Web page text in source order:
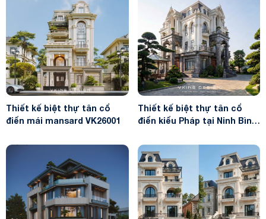
Thiết kế biệt thự tân cổ
điển mái mansard VK26001
Thiết kế biệt thự tân cổ
điển kiểu Pháp tại Ninh Bình